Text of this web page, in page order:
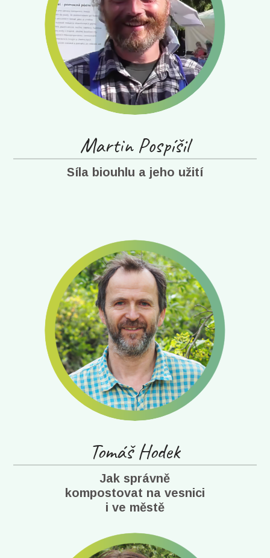
Martin Pospíšil
Síla biouhlu a jeho užití
Tomáš Hodek
Jak správně
kompostovat na vesnici
i ve městě